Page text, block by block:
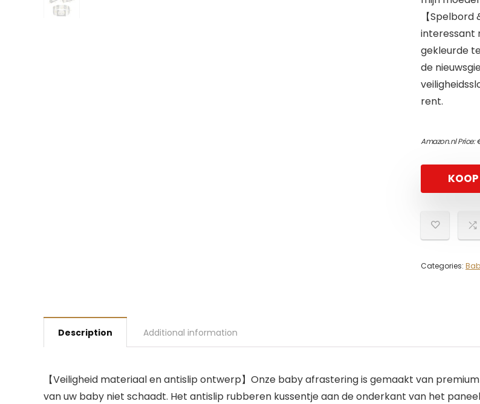
【
interessant
gekleurde
de
rent.
Amazon.nl Price:
Categories:
Description Additional information
【Veiligheid materiaal en antislip ontwerp】Onze baby afrastering is gemaakt van
van uw baby niet schaadt. Het antislip rubberen kussentje aan de onderkant van het